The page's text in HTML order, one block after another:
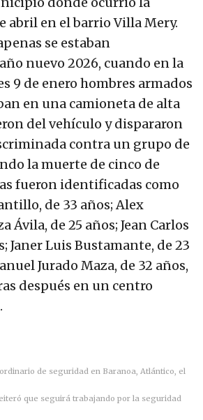
abril en el barrio Villa Mery.
se estaban
nuevo 2026, cuando en la
9 de enero hombres armados
en una camioneta de alta
del vehículo y dispararon
contra un grupo de
la muerte de cinco de
fueron identificadas como
de 33 años; Alex
Ávila, de 25 años; Jean Carlos
Janer Luis Bustamante, de 23
Jurado Maza, de 32 años,
después en un centro
de seguridad en Baranoa, Atlántico, el
que seguirá trabajando por la seguridad